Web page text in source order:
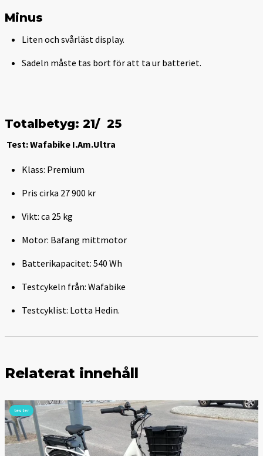
Minus
Liten och svårläst display.
Sadeln måste tas bort för att ta ur batteriet.
Totalbetyg: 21/ 25
Test: Wafabike I.Am.Ultra
Klass: Premium
Pris cirka 27 900 kr
Vikt: ca 25 kg
Motor: Bafang mittmotor
Batterikapacitet: 540 Wh
Testcykeln från: Wafabike
Testcyklist: Lotta Hedin.
Relaterat innehåll
tester